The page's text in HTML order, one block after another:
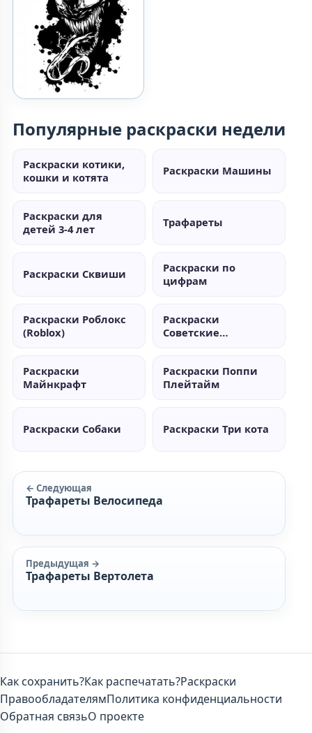
Популярные раскраски недели
Раскраски котики,
кошки и котята
Раскраски Машины
Раскраски для
детей 3-4 лет
Трафареты
Раскраски Сквиши
Раскраски по
цифрам
Раскраски Роблокс
(Roblox)
Раскраски
Советские
Раскраски
Майнкрафт
Раскраски Поппи
Плейтайм
Раскраски Собаки Раскраски Три кота
← Следующая
Трафареты Велосипеда
Предыдущая →
Трафареты Вертолета
Как сохранить?Как распечатать?Раскраски
ПравообладателямПолитика конфиденциальности
Обратная связьО проекте